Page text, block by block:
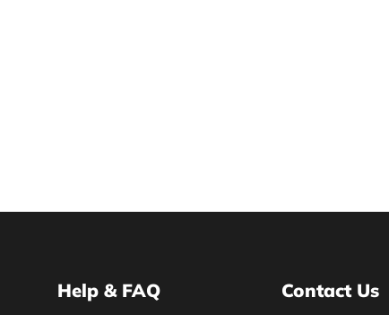
Help & FAQ Contact Us